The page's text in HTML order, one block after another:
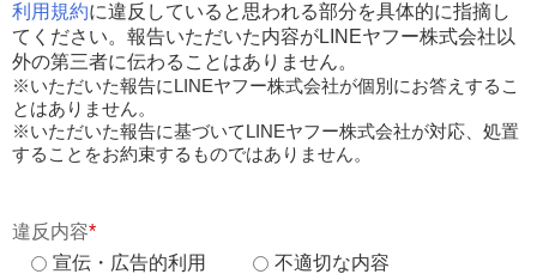
利用規約に違反していると思われる部分を具体的に指摘し
てください。報告いただいた内容がLINEヤフー株式会社以
外の第三者に伝わることはありません。
※いただいた報告にLINEヤフー株式会社が個別にお答えするこ
とはありません。
※いただいた報告に基づいてLINEヤフー株式会社が対応、処置
することをお約束するものではありません。
違反内容*
宣伝・広告的利用
不適切な内容